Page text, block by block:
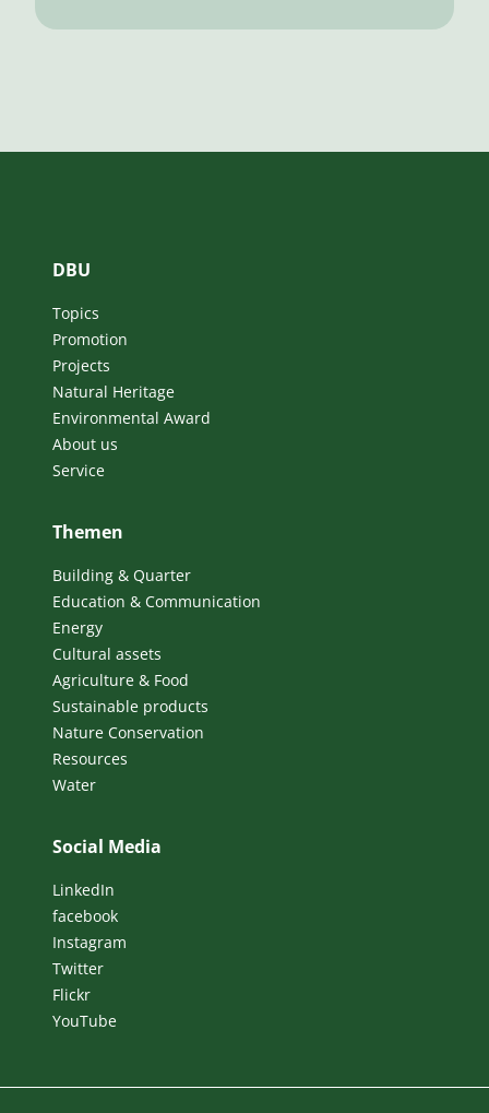
DBU
Topics
Promotion
Projects
Natural Heritage
Environmental Award
About us
Service
Themen
Building & Quarter
Education & Communication
Energy
Cultural assets
Agriculture & Food
Sustainable products
Nature Conservation
Resources
Water
Social Media
LinkedIn
facebook
Instagram
Twitter
Flickr
YouTube